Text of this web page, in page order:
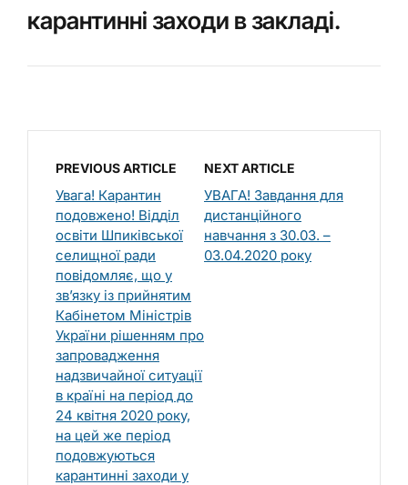
карантинні заходи в закладі.
PREVIOUS ARTICLE
Увага! Карантин
подовжено! Відділ
освіти Шпиківської
селищної ради
повідомляє, що у
зв’язку із прийнятим
Кабінетом Міністрів
України рішенням про
запровадження
надзвичайної ситуації
в країні на період до
24 квітня 2020 року,
на цей же період
подовжуються
карантинні заходи у
NEXT ARTICLE
УВАГА! Завдання для
дистанційного
навчання з 30.03. –
03.04.2020 року